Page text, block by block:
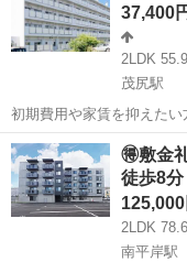
37,400
2LDK
茂尻駅
初期費用や家賃を抑えた
ーレント1ヶ月＋最大3万
鍵交換手数料0円！※契約
がございます。赤平幼稚園
北海道 赤平市 茂尻駅
🉐敷金
徒歩8分
125,000
2LDK
南平岸駅